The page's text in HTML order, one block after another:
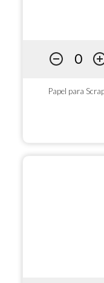
Papel para